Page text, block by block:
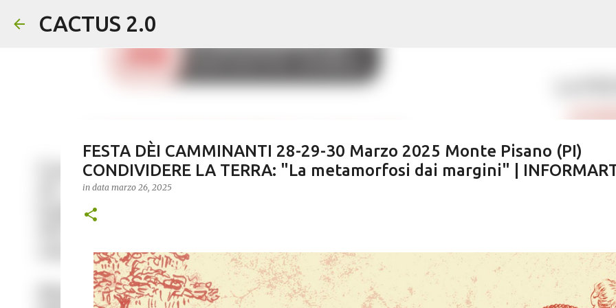
CACTUS 2.0
FESTA DÈI CAMMINANTI 28-29-30 Marzo 2025 Monte Pisano (PI)
CONDIVIDERE LA TERRA: "La metamorfosi dai margini" |
in data marzo 26, 2025